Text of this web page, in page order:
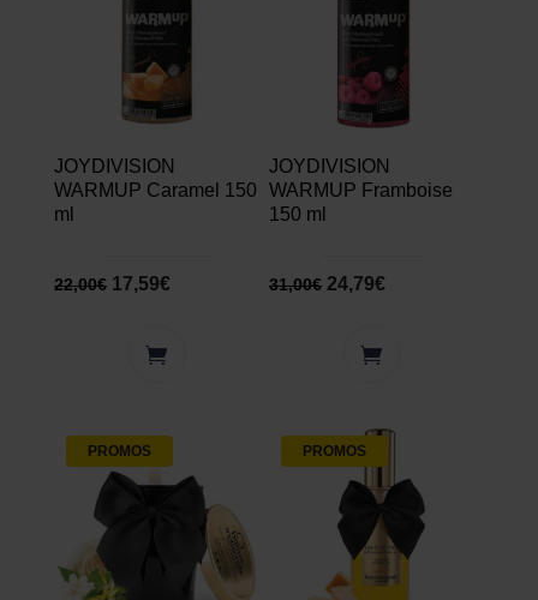
JOYDIVISION
WARMUP Caramel 150
ml
22,00€ 17,59€
JOYDIVISION
WARMUP Framboise
150 ml
31,00€ 24,79€
PROMOS PROMOS